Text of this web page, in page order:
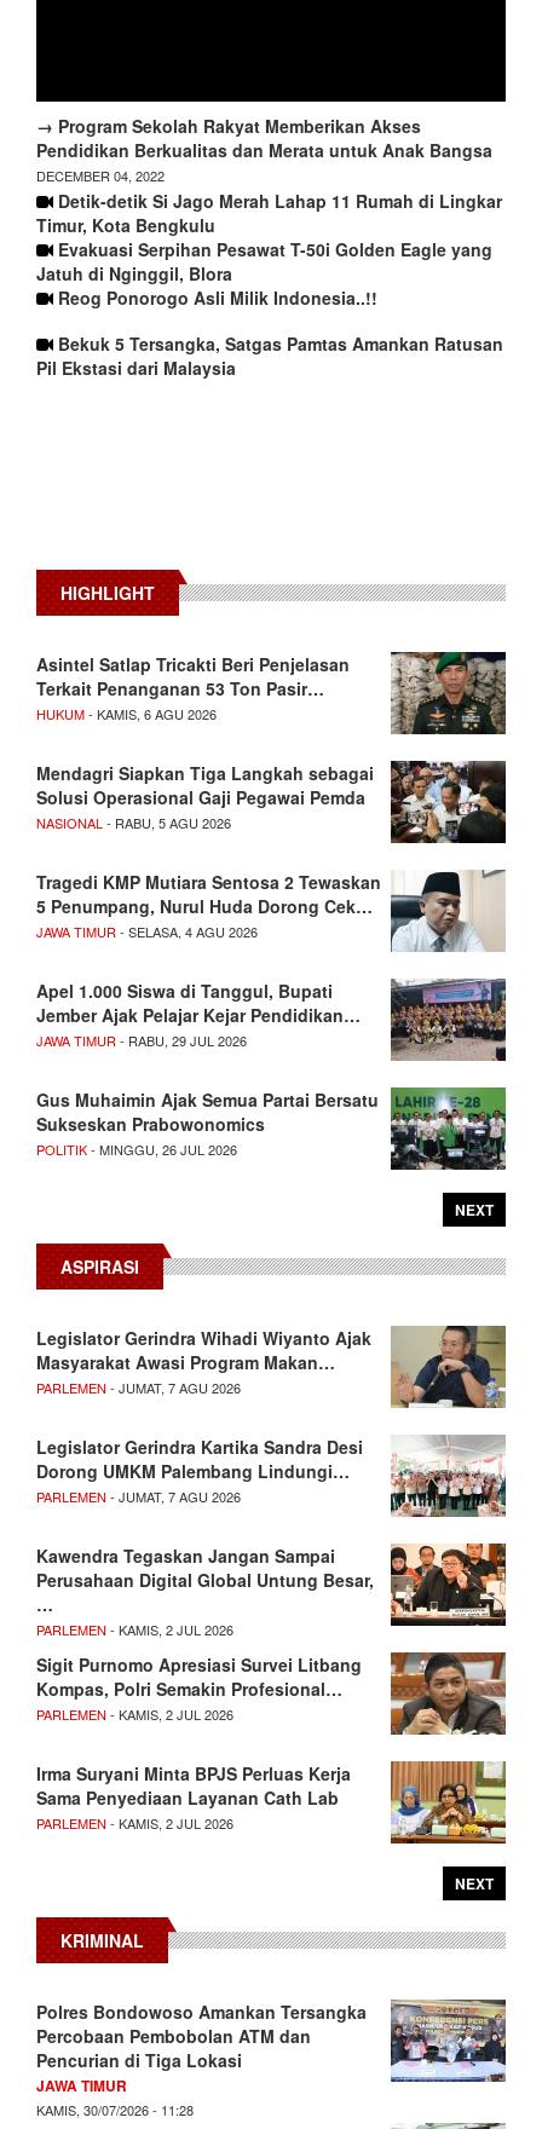
→ Program Sekolah Rakyat Memberikan Akses
Pendidikan Berkualitas dan Merata untuk Anak Bangsa
DECEMBER 04, 2022
Detik-detik Si Jago Merah Lahap 11 Rumah di Lingkar
Timur, Kota Bengkulu
Evakuasi Serpihan Pesawat T-50i Golden Eagle yang
Jatuh di Nginggil, Blora
Reog Ponorogo Asli Milik Indonesia..!!
Bekuk 5 Tersangka, Satgas Pamtas Amankan Ratusan
Pil Ekstasi dari Malaysia
HIGHLIGHT
Asintel Satlap Tricakti Beri Penjelasan
Terkait Penanganan 53 Ton Pasir…
HUKUM- KAMIS, 6 AGU 2026
Mendagri Siapkan Tiga Langkah sebagai
Solusi Operasional Gaji Pegawai Pemda
NASIONAL - RABU, 5 AGU 2026
Tragedi KMP Mutiara Sentosa 2 Tewaskan
5 Penumpang, Nurul Huda Dorong Cek…
JAWA TIMUR - SELASA, 4 AGU 2026
Apel 1.000 Siswa di Tanggul, Bupati
Jember Ajak Pelajar Kejar Pendidikan…
JAWA TIMUR - RABU, 29 JUL 2026
Gus Muhaimin Ajak Semua Partai Bersatu
Sukseskan Prabowonomics
POLITIK- MINGGU, 26 JUL 2026
NEXT
ASPIRASI
Legislator Gerindra Wihadi Wiyanto Ajak
Masyarakat Awasi Program Makan…
PARLEMEN - JUMAT, 7 AGU 2026
Legislator Gerindra Kartika Sandra Desi
Dorong UMKM Palembang Lindungi…
PARLEMEN - JUMAT, 7 AGU 2026
Kawendra Tegaskan Jangan Sampai
Perusahaan Digital Global Untung Besar,
…
PARLEMEN - KAMIS, 2 JUL 2026
Sigit Purnomo Apresiasi Survei Litbang
Kompas, Polri Semakin Profesional…
PARLEMEN - KAMIS, 2 JUL 2026
Irma Suryani Minta BPJS Perluas Kerja
Sama Penyediaan Layanan Cath Lab
PARLEMEN - KAMIS, 2 JUL 2026
NEXT
KRIMINAL
Polres Bondowoso Amankan Tersangka
Percobaan Pembobolan ATM dan
Pencurian di Tiga Lokasi
JAWA TIMUR
KAMIS, 30/07/2026 - 11:28